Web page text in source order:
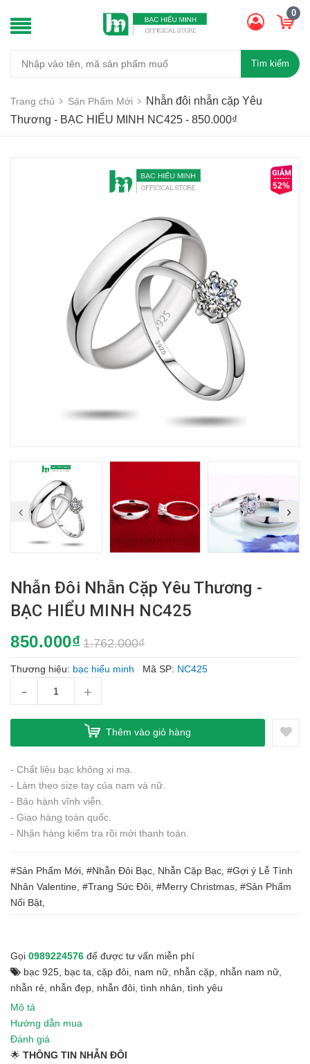
0
Tìm kiếm
Trang chủ Sản Phẩm Mới
Nhẫn đôi nhẫn cặp Yêu
Thương - BẠC HIỂU MINH NC425 - 850.000₫
52%
Nhẫn Đôi Nhẫn Cặp Yêu Thương -
BẠC HIỂU MINH NC425
850.000₫ 1.762.000₫
Thương hiệu: bạc hiểu minh Mã SP: NC425
- +
Thêm vào giỏ hàng
- Chất liệu bạc không xi mạ.
- Làm theo size tay của nam và nữ.
- Bảo hành vĩnh viễn.
- Giao hàng toàn quốc.
- Nhận hàng kiểm tra rồi mới thanh toán.
#Sản Phẩm Mới, #Nhẫn Đôi Bạc, Nhẫn Cặp Bạc, #Gợi ý Lễ Tình
Nhân Valentine, #Trang Sức Đôi, #Merry Christmas, #Sản Phẩm
Nổi Bật,
Gọi 0989224576 để được tư vấn miễn phí
bạc 925 bạc ta cặp đôi nam nữ nhẫn cặp nhẫn nam nữ
nhẫn rẻ nhẫn đẹp nhẫn đôi tình nhân tình yêu
Mô tả
Hướng dẫn mua
Đánh giá
🌟 THÔNG TIN NHẪN ĐÔI